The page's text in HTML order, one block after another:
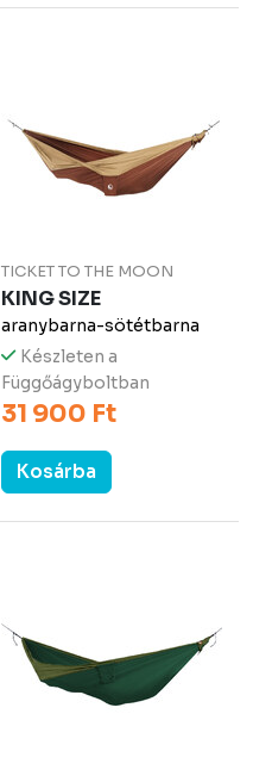
TICKET TO THE MOON
KING SIZE
aranybarna-sötétbarna
Készleten a
Függőágyboltban
31 900 Ft
Kosárba